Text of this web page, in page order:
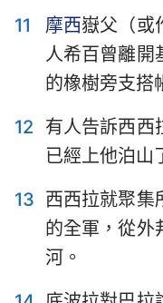
11
摩西嶽父（或
人希百曾離開
的橡樹旁支搭
12
有人告訴西西
已經上他泊山
13 西西拉就聚集
的全軍，從外
河。